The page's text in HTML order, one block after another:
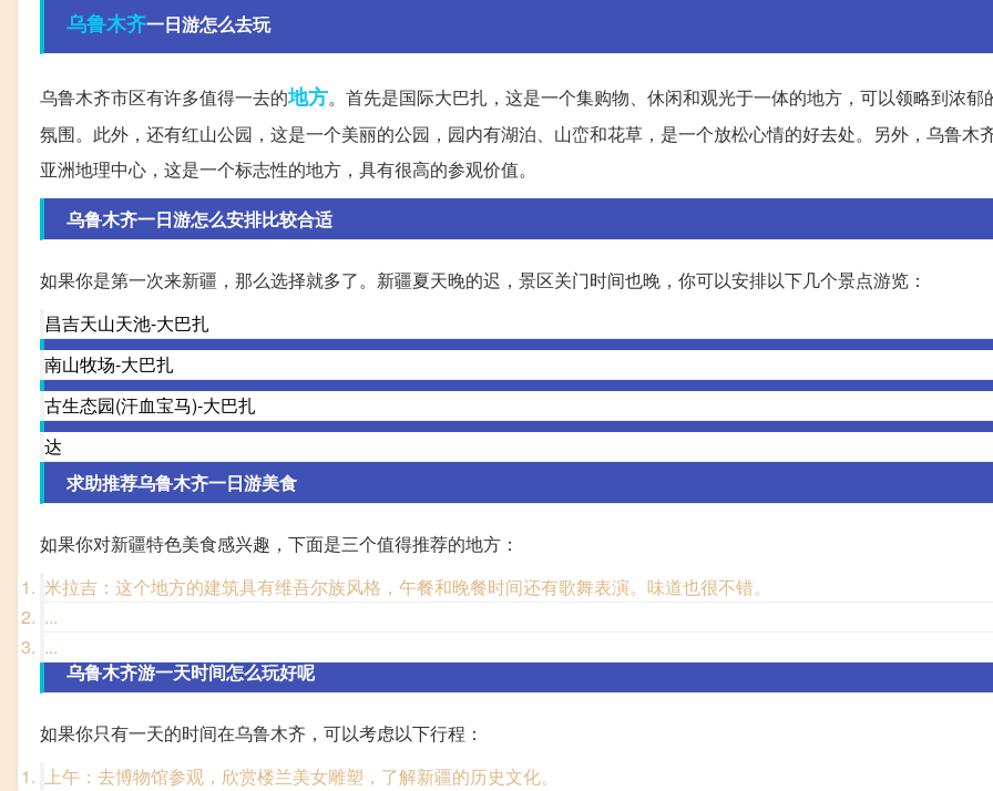
乌鲁木齐一日游怎么去玩
乌鲁木齐市区有许多值得一去的地方。首先是国际大巴扎，这是一个集购物、休闲和观光于一体的地方，可以领略到浓郁
氛围。此外，还有红山公园，这是一个美丽的公园，园内有湖泊、山峦和花草，是一个放松心情的好去处。另外，乌鲁木
亚洲地理中心，这是一个标志性的地方，具有很高的参观价值。
乌鲁木齐一日游怎么安排比较合适
如果你是第一次来新疆，那么选择就多了。新疆夏天晚的迟，景区关门时间也晚，你可以安排以下几个景点游览：
昌吉天山天池-大巴扎
南山牧场-大巴扎
古生态园(汗血宝马)-大巴扎
达
求助推荐乌鲁木齐一日游美食
如果你对新疆特色美食感兴趣，下面是三个值得推荐的地方：
米拉吉：这个地方的建筑具有维吾尔族风格，午餐和晚餐时间还有歌舞表演。味道也很不错。
...
...
乌鲁木齐游一天时间怎么玩好呢
如果你只有一天的时间在乌鲁木齐，可以考虑以下行程：
上午：去博物馆参观，欣赏楼兰美女雕塑，了解新疆的历史文化。